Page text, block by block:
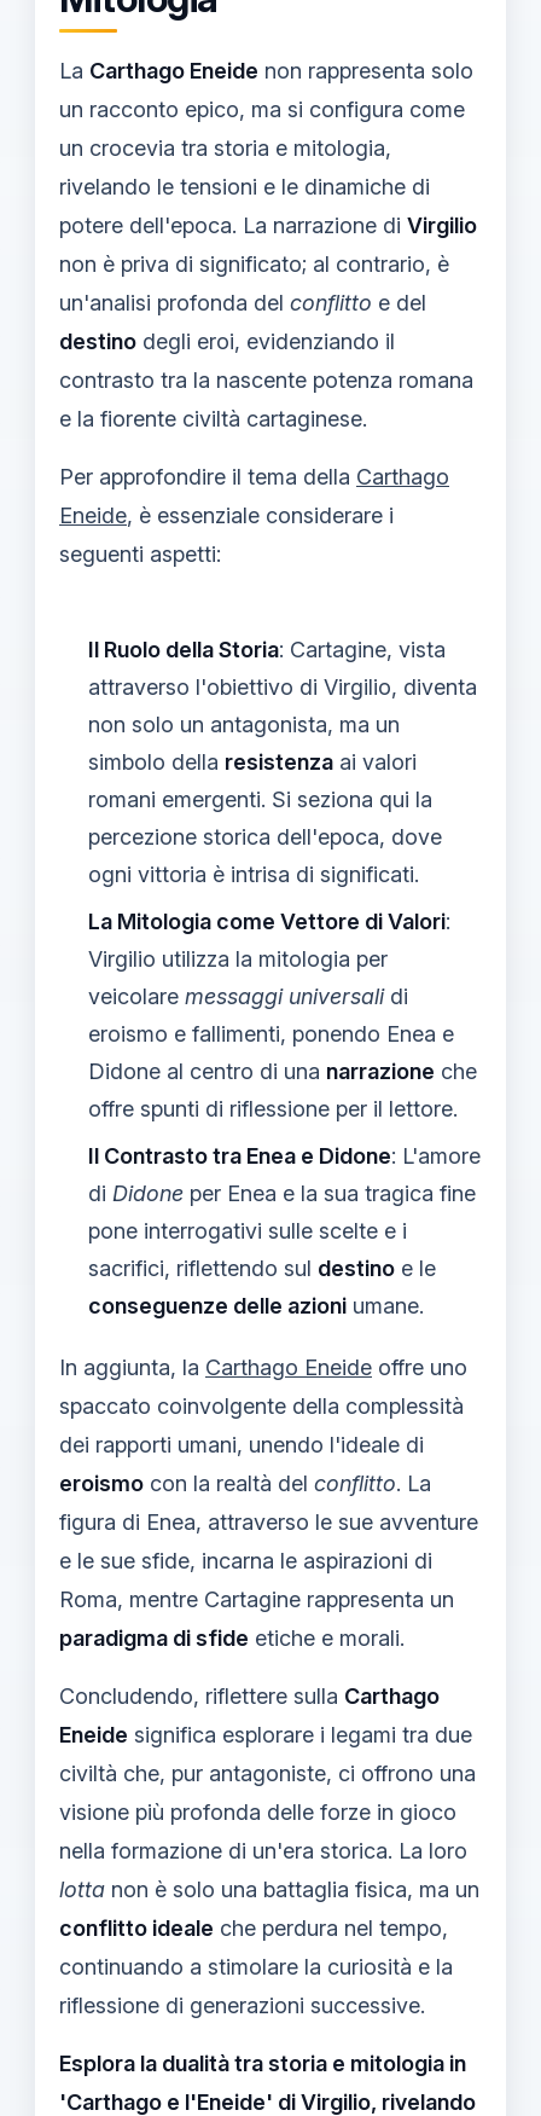
La Carthago Eneide non rappresenta solo
un racconto epico, ma si configura come
un crocevia tra storia e mitologia,
rivelando le tensioni e le dinamiche di
potere dell'epoca. La narrazione di Virgilio
non è priva di significato; al contrario, è
un'analisi profonda del conflitto e del
destino degli eroi, evidenziando il
contrasto tra la nascente potenza romana
e la fiorente civiltà cartaginese.
Per approfondire il tema della Carthago
Eneide, è essenziale considerare i
seguenti aspetti:
Il Ruolo della Storia: Cartagine, vista
attraverso l'obiettivo di Virgilio, diventa
non solo un antagonista, ma un
simbolo della resistenza ai valori
romani emergenti. Si seziona qui la
percezione storica dell'epoca, dove
ogni vittoria è intrisa di significati.
La Mitologia come Vettore di Valori:
Virgilio utilizza la mitologia per
veicolare messaggi universalidi
eroismo e fallimenti, ponendo Enea e
Didone al centro di una narrazione che
offre spunti di riflessione per il lettore.
Il Contrasto tra Enea e Didone: L'amore
di Didone per Enea e la sua tragica fine
pone interrogativi sulle scelte e i
sacrifici, riflettendo sul destino e le
conseguenze delle azioni umane.
In aggiunta, la Carthago Eneide offre uno
spaccato coinvolgente della complessità
dei rapporti umani, unendo l'ideale di
eroismo con la realtà del conflitto. La
figura di Enea, attraverso le sue avventure
e le sue sfide, incarna le aspirazioni di
Roma, mentre Cartagine rappresenta un
paradigma di sfide etiche e morali.
Concludendo, riflettere sulla Carthago
Eneide significa esplorare i legami tra due
civiltà che, pur antagoniste, ci offrono una
visione più profonda delle forze in gioco
nella formazione di un'era storica. La loro
lotta non è solo una battaglia fisica, ma un
conflitto ideale che perdura nel tempo,
continuando a stimolare la curiosità e la
riflessione di generazioni successive.
Esplora la dualità tra storia e mitologia in
'Carthago e l'Eneide' di Virgilio, rivelando